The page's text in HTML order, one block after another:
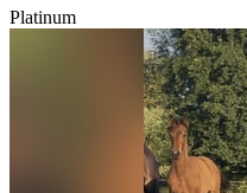
Platinum